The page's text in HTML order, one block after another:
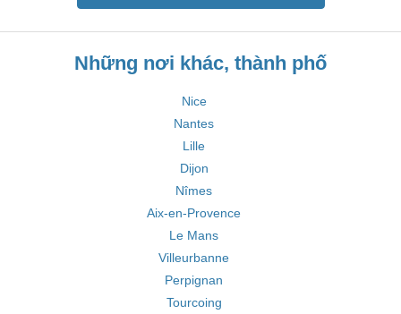
Những nơi khác, thành phố
Nice
Nantes
Lille
Dijon
Nîmes
Aix-en-Provence
Le Mans
Villeurbanne
Perpignan
Tourcoing